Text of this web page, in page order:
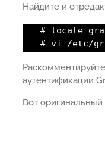
Найдите и
# locate
# vi /etc/
аутентификации
Вот оригинальный